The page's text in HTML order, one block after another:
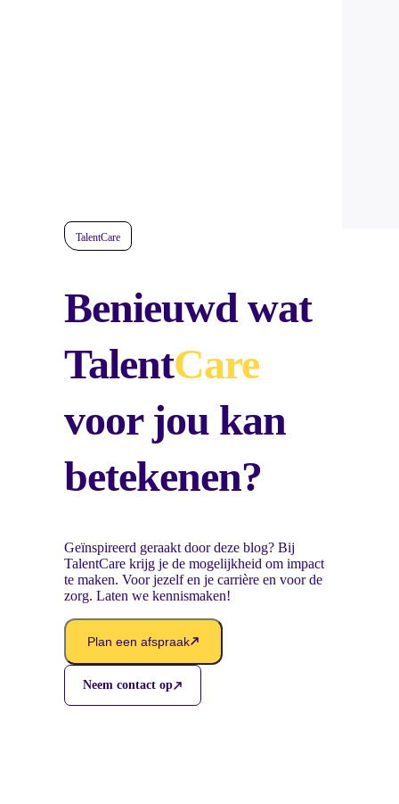
TalentCare
Benieuwd wat
TalentCare
voor jou kan
betekenen?
Geïnspireerd geraakt door deze blog? Bij
TalentCare krijg je de mogelijkheid om impact
te maken. Voor jezelf en je carrière en voor de
zorg. Laten we kennismaken!
Plan een afspraak
Neem contact op